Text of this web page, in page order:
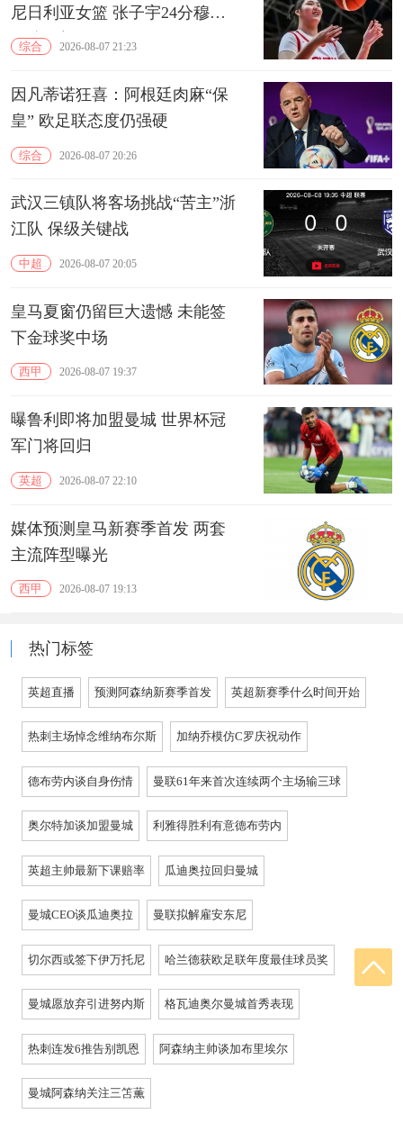
尼日利亚女篮 张子宇24分穆萨
15分10板
综合 2026-08-07 21:23
因凡蒂诺狂喜：阿根廷肉麻“保
皇” 欧足联态度仍强硬
综合 2026-08-07 20:26
武汉三镇队将客场挑战“苦主”浙
江队 保级关键战
中超 2026-08-07 20:05
皇马夏窗仍留巨大遗憾 未能签
下金球奖中场
西甲 2026-08-07 19:37
曝鲁利即将加盟曼城 世界杯冠
军门将回归
英超 2026-08-07 22:10
媒体预测皇马新赛季首发 两套
主流阵型曝光
西甲 2026-08-07 19:13
热门标签
英超直播 预测阿森纳新赛季首发 英超新赛季什么时间开始
热刺主场悼念维纳布尔斯 加纳乔模仿C罗庆祝动作
德布劳内谈自身伤情 曼联61年来首次连续两个主场输三球
奥尔特加谈加盟曼城 利雅得胜利有意德布劳内
英超主帅最新下课赔率 瓜迪奥拉回归曼城
曼城CEO谈瓜迪奥拉 曼联拟解雇安东尼
切尔西或签下伊万托尼 哈兰德获欧足联年度最佳球员奖
曼城愿放弃引进努内斯 格瓦迪奥尔曼城首秀表现
热刺连发6推告别凯恩 阿森纳主帅谈加布里埃尔
曼城阿森纳关注三笘薫